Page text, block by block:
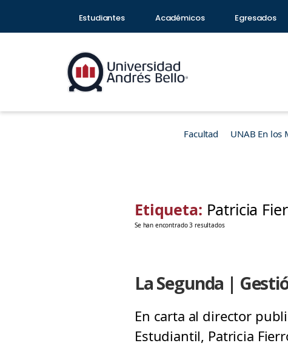
Estudiantes Académicos Egresados
Facultad UNAB En los
Etiqueta: Patricia
Se han encontrado 3 resultados
La Segunda |
En carta al director
Estudiantil, Patricia